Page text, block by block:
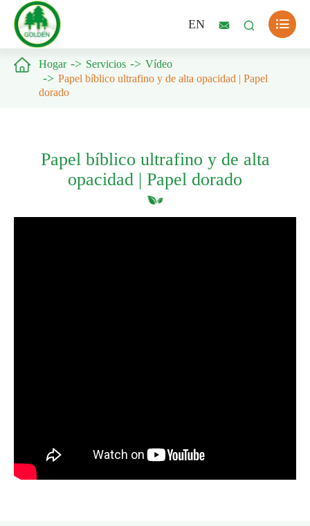
EN   
 Hogar Servicios
Vídeo
Papel bíblico ultrafino y de alta opacidad | Papel
dorado
Papel bíblico ultrafino y de alta
opacidad | Papel dorado